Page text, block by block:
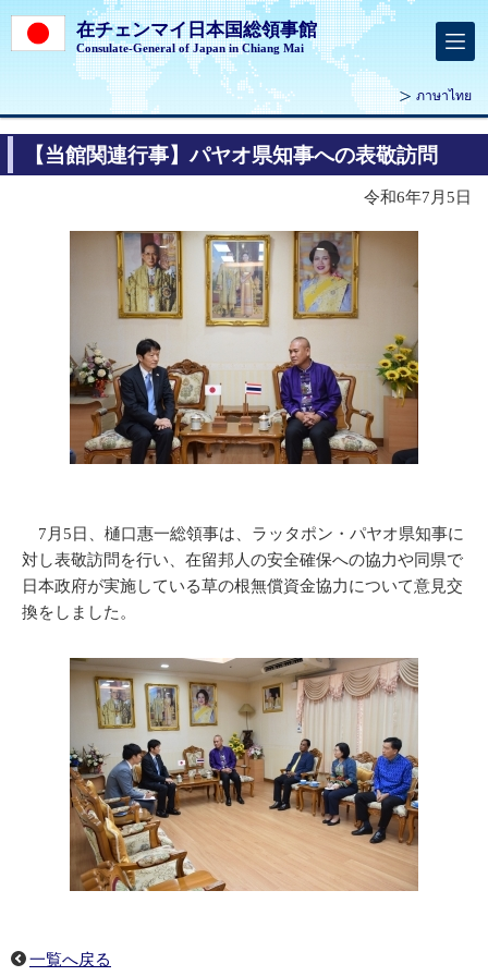
在チェンマイ日本国総領事館
Consulate-General of Japan in Chiang Mai
ภาษาไทย
【当館関連行事】パヤオ県知事への表敬訪問
令和6年7月5日
7月5日、樋口惠一総領事は、ラッタポン・パヤオ県知事に
対し表敬訪問を行い、在留邦人の安全確保への協力や同県で
日本政府が実施している草の根無償資金協力について意見交
換をしました。
一覧へ戻る